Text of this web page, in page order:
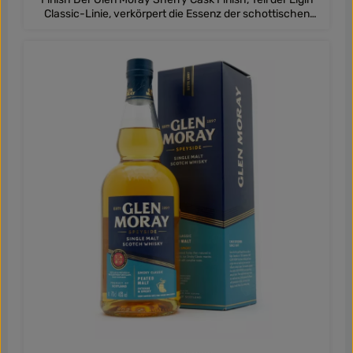
Classic-Linie, verkörpert die Essenz der schottischen
bietet dieser Whisky ein Geschmackserlebnis, das die
Sinne begeistert. Aromen: Das Bouquet dieses Whiskys
vereint Noten von Rosinen und Feigen mit einem Hauch
von geröstetem Zimt und Toffee. Diese verlockenden
Aromen verleihen dem Whisky eine reiche und einladende
Art, die neugierig auf den Geschmack macht.
Geschmack: Beim ersten Schluck präsentiert sich der
Glen Moray Sherry Cask Finish mit einer Eiche-Vanille-
Note, die sich allmählich in schmelzende dunkle
Schokolade, Ingwer, Nelken und Muskatnuss verwandelt.
Diese komplexe Geschmackskomposition bietet eine
ausgewogene Mischung aus Süße und Würze, die den
Gaumen verwöhnt. Abgang: Der Abgang ist reichhaltig
und langanhaltend, mit wärmenden Gewürznoten, die
neben cremigen Mokka-Schokoladennoten klingen.
Dieser harmonische Ausklang rundet das
Geschmackserlebnis ab und hinterlässt einen bleibenden
Eindruck.Entdecken Sie die fein abgestimmte Eleganz und
den unverwechselbaren Charakter des Glen Moray